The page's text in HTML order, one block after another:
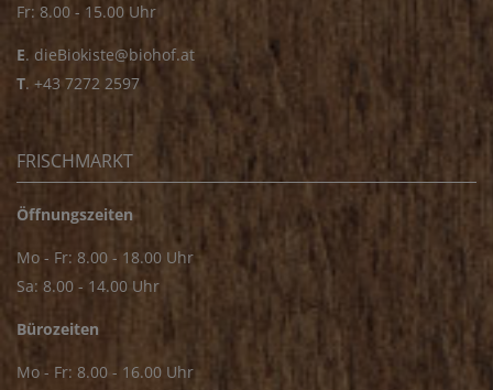
Fr: 8.00 - 15.00 Uhr
E. dieBiokiste@biohof.at
T. +43 7272 2597
FRISCHMARKT
Öffnungszeiten
Mo - Fr: 8.00 - 18.00 Uhr
Sa: 8.00 - 14.00 Uhr
Bürozeiten
Mo - Fr: 8.00 - 16.00 Uhr